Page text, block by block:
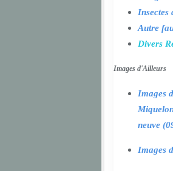
Insectes
Autre
Divers
Images d'Ailleurs
Images
neuve
Images